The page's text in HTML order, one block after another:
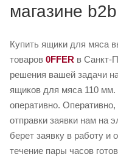
магазине
Купить ящики для мяса
товаров 0FFER в Санкт-
решения вашей задачи
ящиков для мяса 110
оперативно.
отправки заявки нам на
берет заявку в работу и
течение пары часов